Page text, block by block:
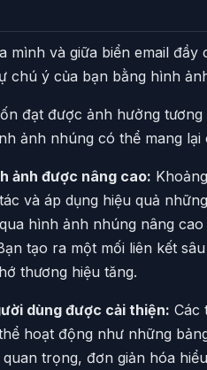
mình và giữa biển email
chú ý của bạn bằng hình
đạt được ảnh hưởng
ảnh nhúng có thể mang
ảnh được nâng cao:
và áp dụng hiệu quả
hình ảnh nhúng nâng
tạo ra một mối liên kết
thương hiệu tăng.
dùng được cải thiện: Các
hoạt động như những
trọng, đơn giản hóa